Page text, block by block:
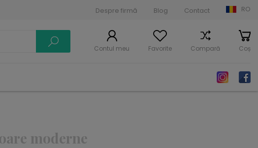
Despre firmă Blog Contact RO
Contul meu Favorite Compară Coș
moderne